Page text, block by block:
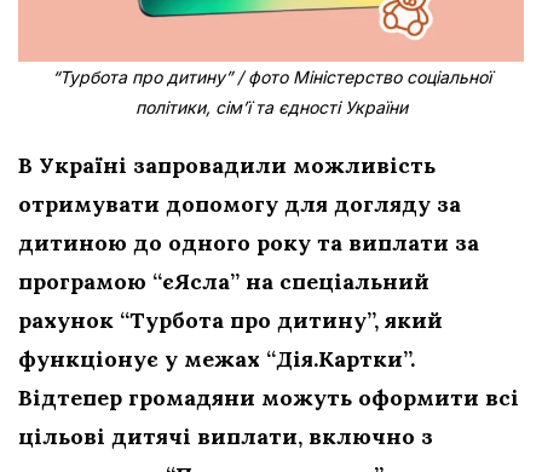
“Турбота про дитину” / фото Міністерство соціальної
політики, сім’ї та єдності України
В Україні запровадили можливість
отримувати допомогу для догляду за
дитиною до одного року та виплати за
програмою “єЯсла” на спеціальний
рахунок “Турбота про дитину”, який
функціонує у межах “Дія.Картки”.
Відтепер громадяни можуть оформити всі
цільові дитячі виплати, включно з